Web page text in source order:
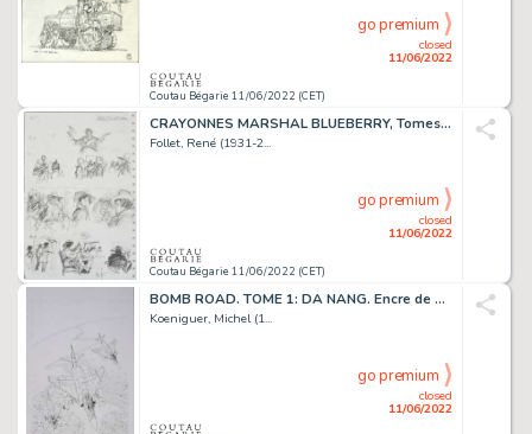
Coutau Bégarie 11/06/2022 (CET)
closed
11/06/2022
go premium
CRAYONNES MARSHAL BLUEBERRY, Tomes 1 et 2. Sur ordre...
Follet, René (1931-2...
Coutau Bégarie 11/06/2022 (CET)
closed
11/06/2022
go premium
BOMB ROAD. TOME 1: DA NANG. Encre de Chine pour l'illustration...
Koeniguer, Michel (1...
closed
11/06/2022
go premium